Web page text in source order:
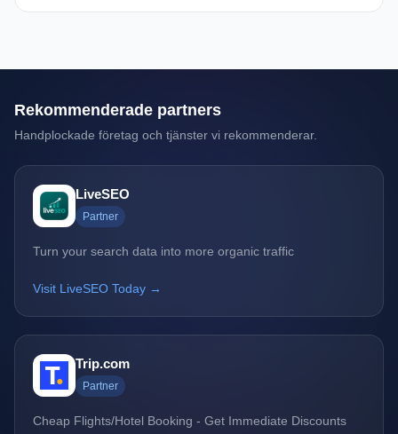
Rekommenderade partners
Handplockade företag och tjänster vi rekommenderar.
LiveSEO
Partner
Turn your search data into more organic traffic
Visit LiveSEO Today →
Trip.com
Partner
Cheap Flights/Hotel Booking - Get Immediate Discounts